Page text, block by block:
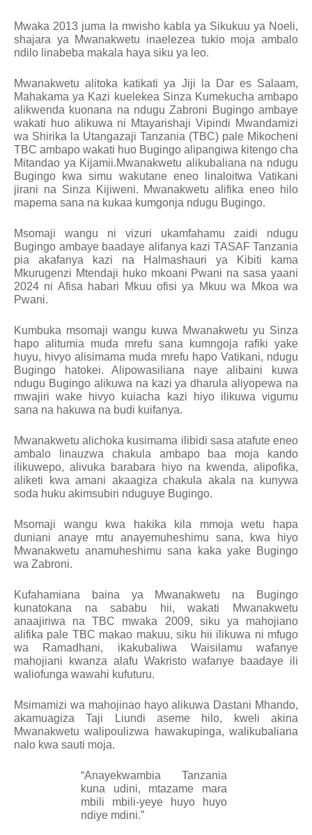
Mwaka 2013 juma la mwisho kabla ya Sikukuu ya Noeli,
shajara ya Mwanakwetu inaelezea tukio moja ambalo
ndilo linabeba makala haya siku ya leo.
Mwanakwetu alitoka katikati ya Jiji la Dar es Salaam,
Mahakama ya Kazi kuelekea Sinza Kumekucha ambapo
alikwenda kuonana na ndugu Zabroni Bugingo ambaye
wakati huo alikuwa ni Mtayarishaji Vipindi Mwandamizi
wa Shirika la Utangazaji Tanzania (TBC) pale Mikocheni
TBC ambapo wakati huo Bugingo alipangiwa kitengo cha
Mitandao ya Kijamii.Mwanakwetu alikubaliana na ndugu
Bugingo kwa simu wakutane eneo linaloitwa Vatikani
jirani na Sinza Kijiweni. Mwanakwetu alifika eneo hilo
mapema sana na kukaa kumgonja ndugu Bugingo.
Msomaji wangu ni vizuri ukamfahamu zaidi ndugu
Bugingo ambaye baadaye alifanya kazi TASAF Tanzania
pia akafanya kazi na Halmashauri ya Kibiti kama
Mkurugenzi Mtendaji huko mkoani Pwani na sasa yaani
2024 ni Afisa habari Mkuu ofisi ya Mkuu wa Mkoa wa
Pwani.
Kumbuka msomaji wangu kuwa Mwanakwetu yu Sinza
hapo alitumia muda mrefu sana kumngoja rafiki yake
huyu, hivyo alisimama muda mrefu hapo Vatikani, ndugu
Bugingo hatokei. Alipowasiliana naye alibaini kuwa
ndugu Bugingo alikuwa na kazi ya dharula aliyopewa na
mwajiri wake hivyo kuiacha kazi hiyo ilikuwa vigumu
sana na hakuwa na budi kuifanya.
Mwanakwetu alichoka kusimama ilibidi sasa atafute eneo
ambalo linauzwa chakula ambapo baa moja kando
ilikuwepo, alivuka barabara hiyo na kwenda, alipofika,
aliketi kwa amani akaagiza chakula akala na kunywa
soda huku akimsubiri nduguye Bugingo.
Msomaji wangu kwa hakika kila mmoja wetu hapa
duniani anaye mtu anayemuheshimu sana, kwa hiyo
Mwanakwetu anamuheshimu sana kaka yake Bugingo
wa Zabroni.
Kufahamiana baina ya Mwanakwetu na Bugingo
kunatokana na sababu hii, wakati Mwanakwetu
anaajiriwa na TBC mwaka 2009, siku ya mahojiano
alifika pale TBC makao makuu, siku hii ilikuwa ni mfugo
wa Ramadhani, ikakubaliwa Waisilamu wafanye
mahojiani kwanza alafu Wakristo wafanye baadaye ili
waliofunga wawahi kufuturu.
Msimamizi wa mahojinao hayo alikuwa Dastani Mhando,
akamuagiza Taji Liundi aseme hilo, kweli akina
Mwanakwetu walipoulizwa hawakupinga, walikubaliana
nalo kwa sauti moja.
“Anayekwambia Tanzania
kuna udini, mtazame mara
mbili mbili-yeye huyo huyo
ndiye mdini.”